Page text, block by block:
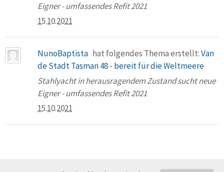
Eigner - umfassendes Refit 2021
15.10.2021
NunoBaptista hat folgendes Thema erstellt:Van
de Stadt Tasman 48 - bereit für die Weltmeere
Stahlyacht in herausragendem Zustand sucht neue
Eigner - umfassendes Refit 2021
15.10.2021